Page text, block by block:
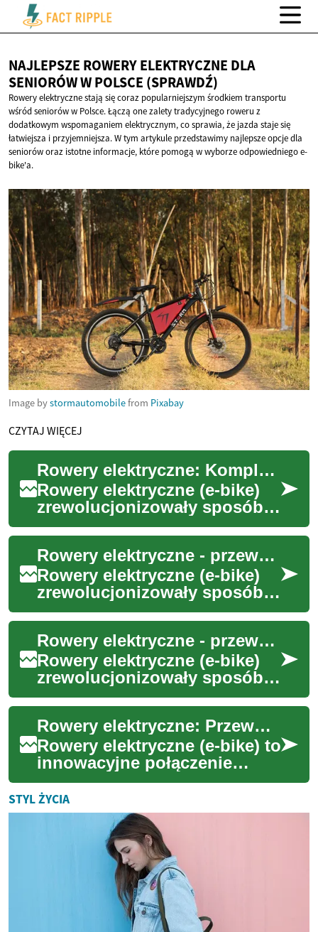
NAJLEPSZE ROWERY ELEKTRYCZNE DLA
SENIORÓW WPOLSCE (SPRAWDŹ)
Rowery elektryczne stają się coraz popularniejszym środkiem transportu
wśród seniorów w Polsce. Łączą one zalety tradycyjnego roweru z
dodatkowym wspomaganiem elektrycznym, co sprawia, że jazda staje się
łatwiejsza i przyjemniejsza. W tym artykule przedstawimy najlepsze opcje dla
seniorów oraz istotne informacje, które pomogą w wyborze odpowiedniego e-
bike'a.
Image bystormautomobilefrom Pixabay
CZYTAJ WIĘCEJ
Rowery elektryczne: Kompletny przewodnik po e-bike'ach w Polsce
Rowery elektryczne (e-bike)
zrewolucjonizowały sposób,
w jaki poruszamy się po
mieście i spędzamy czas
wolny. Łącząc ...
Rowery elektryczne - przewodnik po nowoczesnej mobilności miejskiej
Rowery elektryczne (e-bike)
zrewolucjonizowały sposób,
w jaki poruszamy się po
mieście. Łącząc tradycyjne
zalety jazd...
Rowery elektryczne - przewodnik po e-bike'ach w przestrzeni miejskiej
Rowery elektryczne (e-bike)
zrewolucjonizowały sposób,
w jaki poruszamy się po
mieście. Łącząc tradycyjne
zalety jazd...
Rowery elektryczne: Przewodnik po nowoczesnej mobilności miejskiej
Rowery elektryczne (e-bike) to
innowacyjne połączenie
tradycyjnej jazdy rowerem z
napędem elektrycznym, które
zrewolu...
STYL ŻYCIA